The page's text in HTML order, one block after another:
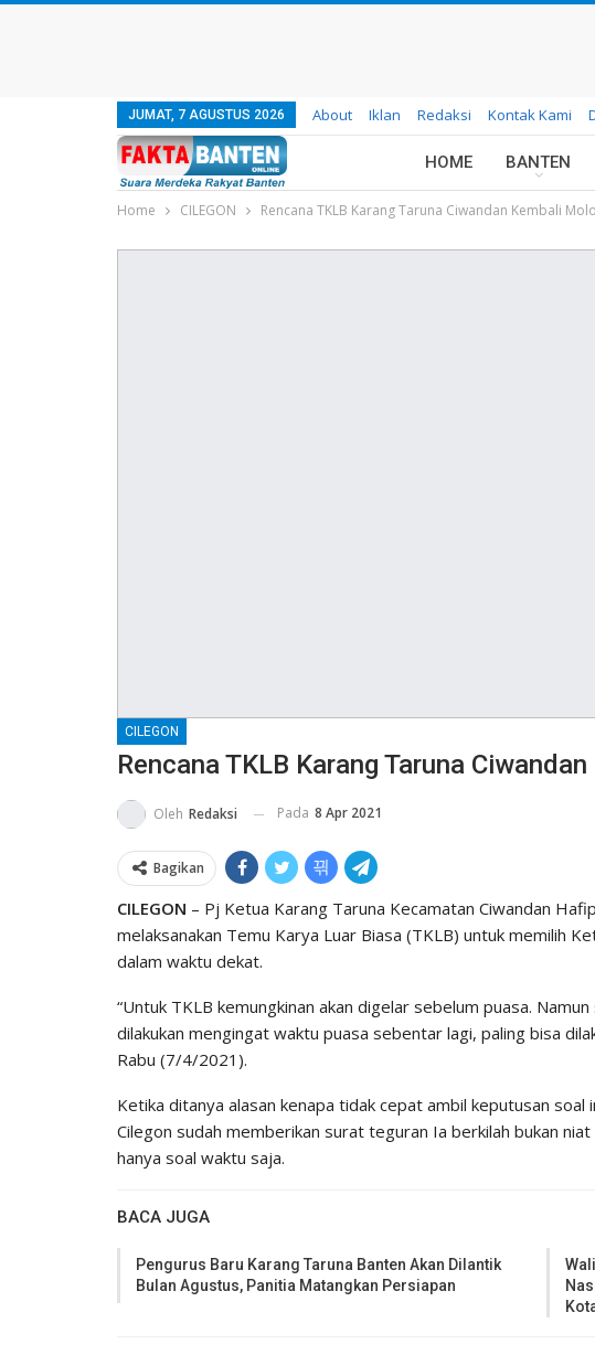
JUMAT, 7 AGUSTUS 2026 About Iklan Redaksi Kontak Kami
HOME BANTEN
KOMUNITAS AL
Home CILEGON Rencana TKLB Karang Taruna Ciwandan Kembali
CILEGON
Rencana TKLB Karang Taruna
Oleh Redaksi Pada 8 Apr 2021
Bagikan
CILEGON – Pj Ketua Karang Taruna Kecamatan Ciwandan
melaksanakan Temu Karya Luar Biasa (TKLB) untuk memilih
dalam waktu dekat.
“Untuk TKLB kemungkinan akan digelar sebelum puasa.
dilakukan mengingat waktu puasa sebentar lagi, paling bisa
Rabu (7/4/2021).
Ketika ditanya alasan kenapa tidak cepat ambil keputusan soal
Cilegon sudah memberikan surat teguran Ia berkilah bukan
hanya soal waktu saja.
BACA JUGA
Pengurus Baru Karang Taruna Banten Akan Dilantik
Bulan Agustus, Panitia Matangkan Persiapan